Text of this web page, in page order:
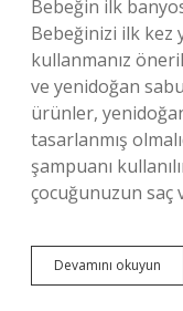
Bebeğin ilk
Bebeğinizi ilk kez
kullanmanız
ve yenidoğan
ürünler,
tasarlanmış
şampuanı
çocuğunuzun saç
Devamını okuyun